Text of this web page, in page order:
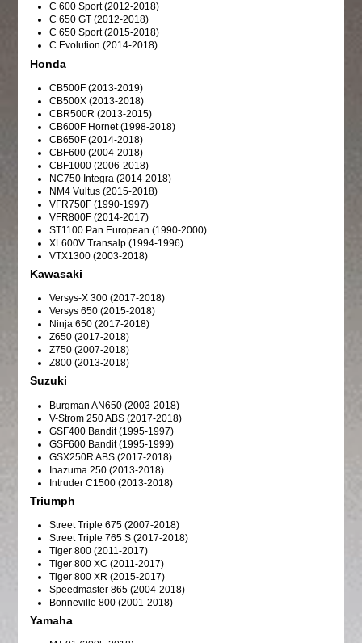
C 600 Sport (2012-2018)
C 650 GT (2012-2018)
C 650 Sport (2015-2018)
C Evolution (2014-2018)
Honda
CB500F (2013-2019)
CB500X (2013-2018)
CBR500R (2013-2015)
CB600F Hornet (1998-2018)
CB650F (2014-2018)
CBF600 (2004-2018)
CBF1000 (2006-2018)
NC750 Integra (2014-2018)
NM4 Vultus (2015-2018)
VFR750F (1990-1997)
VFR800F (2014-2017)
ST1100 Pan European (1990-2000)
XL600V Transalp (1994-1996)
VTX1300 (2003-2018)
Kawasaki
Versys-X 300 (2017-2018)
Versys 650 (2015-2018)
Ninja 650 (2017-2018)
Z650 (2017-2018)
Z750 (2007-2018)
Z800 (2013-2018)
Suzuki
Burgman AN650 (2003-2018)
V-Strom 250 ABS (2017-2018)
GSF400 Bandit (1995-1997)
GSF600 Bandit (1995-1999)
GSX250R ABS (2017-2018)
Inazuma 250 (2013-2018)
Intruder C1500 (2013-2018)
Triumph
Street Triple 675 (2007-2018)
Street Triple 765 S (2017-2018)
Tiger 800 (2011-2017)
Tiger 800 XC (2011-2017)
Tiger 800 XR (2015-2017)
Speedmaster 865 (2004-2018)
Bonneville 800 (2001-2018)
Yamaha